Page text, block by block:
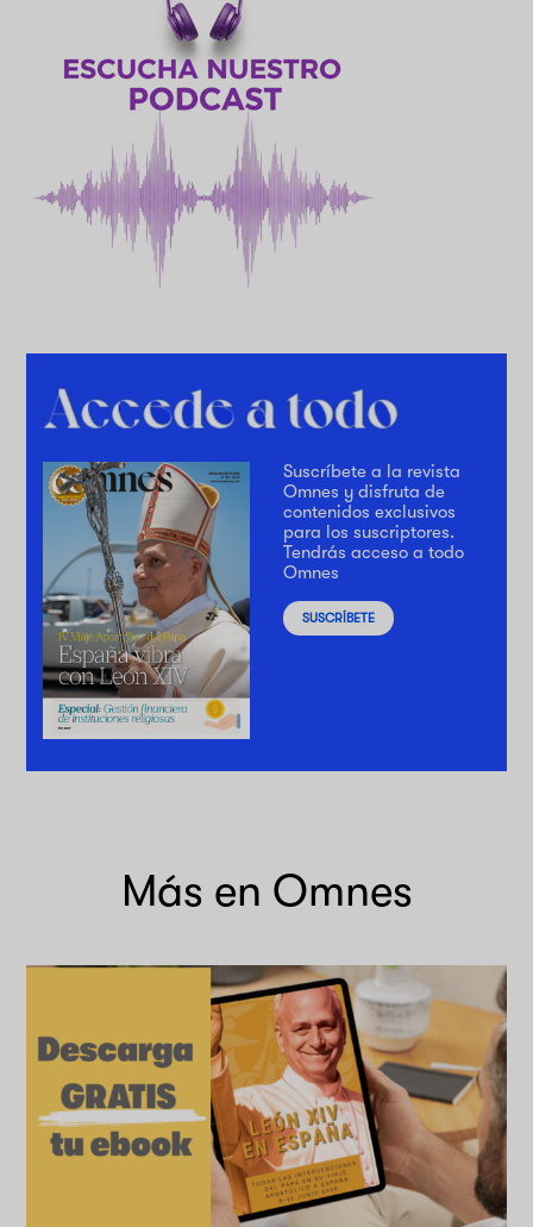
Suscríbete a la revista
Omnes y disfruta de
contenidos exclusivos
para los suscriptores.
Tendrás acceso a todo
Omnes
SUSCRÍBETE
Más en Omnes